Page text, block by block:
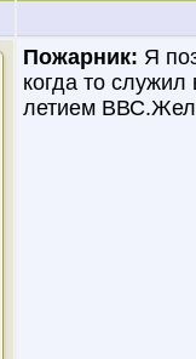
Пожарник: Я
когда то
летием